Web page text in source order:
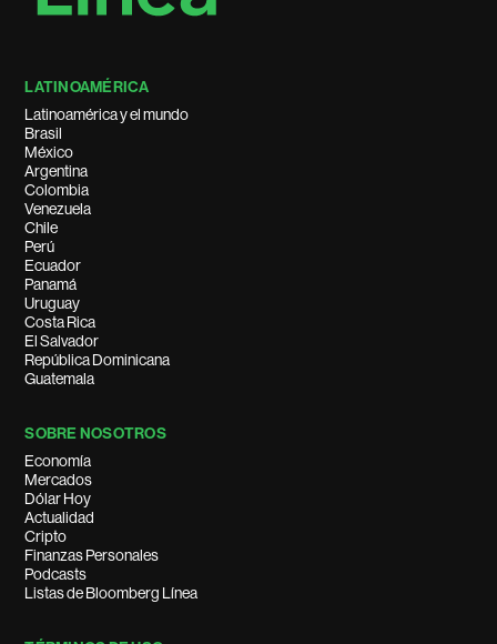
LATINOAMÉRICA
Latinoamérica y el mundo
Brasil
México
Argentina
Colombia
Venezuela
Chile
Perú
Ecuador
Panamá
Uruguay
Costa Rica
El Salvador
República Dominicana
Guatemala
SOBRE NOSOTROS
Economía
Mercados
Dólar Hoy
Actualidad
Cripto
Finanzas Personales
Podcasts
Listas de Bloomberg Línea